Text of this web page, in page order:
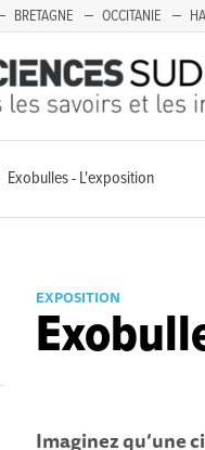
BRETAGNE OCCITANIE
Exobulles - L'exposition
EXPOSITION
Imaginez qu’u ne